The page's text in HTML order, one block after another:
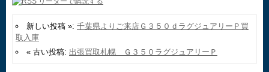
新しい投稿 »: 千葉県よりご来店Ｇ３５０ｄラグジュアリーＰ買
取入庫
« 古い投稿: 出張買取札幌 Ｇ３５０ラグジュアリーＰ